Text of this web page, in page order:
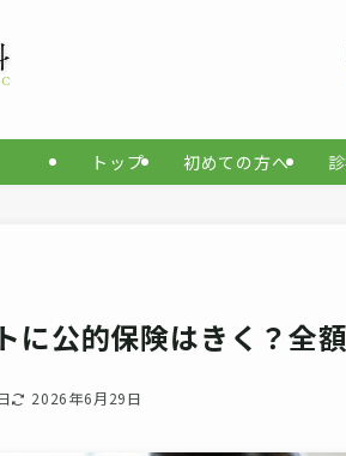
トップ 初めての方へ
に公的保険はきく？全
2026年6月29日